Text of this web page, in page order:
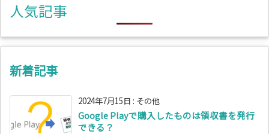
ー
人気記事
新着記事
2024年7月15日 : その他
Google Playで購入したものは領収書を発行
できる？